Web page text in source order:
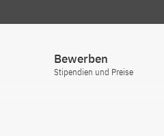
Bewerben
Stipendien und Preise